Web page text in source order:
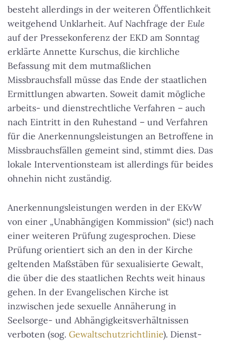
besteht allerdings in der weiteren Öffentlichkeit
weitgehend Unklarheit. Auf Nachfrage der Eule
auf der Pressekonferenz der EKD am Sonntag
erklärte Annette Kurschus, die kirchliche
Befassung mit dem mutmaßlichen
Missbrauchsfall müsse das Ende der staatlichen
Ermittlungen abwarten. Soweit damit mögliche
arbeits- und dienstrechtliche Verfahren – auch
nach Eintritt in den Ruhestand – und Verfahren
für die Anerkennungsleistungen an Betroffene in
Missbrauchsfällen gemeint sind, stimmt dies. Das
lokale Interventionsteam ist allerdings für beides
ohnehin nicht zuständig.
Anerkennungsleistungen werden in der EKvW
von einer „Unabhängigen Kommission“ (sic!) nach
einer weiteren Prüfung zugesprochen. Diese
Prüfung orientiert sich an den in der Kirche
geltenden Maßstäben für sexualisierte Gewalt,
die über die des staatlichen Rechts weit hinaus
gehen. In der Evangelischen Kirche ist
inzwischen jede sexuelle Annäherung in
Seelsorge- und Abhängigkeitsverhältnissen
verboten (sog. Gewaltschutzrichtlinie). Dienst-